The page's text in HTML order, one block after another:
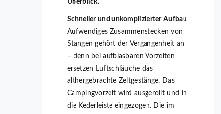
Überblick.
Schneller und unkomplizierter Aufbau
Aufwendiges Zusammenstecken von
Stangen gehört der Vergangenheit an
– denn bei aufblasbaren Vorzelten
ersetzen Luftschläuche das
althergebrachte Zeltgestänge. Das
Campingvorzelt wird ausgerollt und in
die Kederleiste eingezogen. Die im